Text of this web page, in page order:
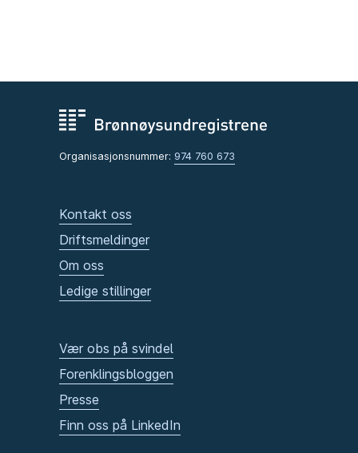
Organisasjonsnummer: 974 760 673
Kontakt oss
Driftsmeldinger
Om oss
Ledige stillinger
Vær obs på svindel
Forenklingsbloggen
Presse
Finn oss på LinkedIn